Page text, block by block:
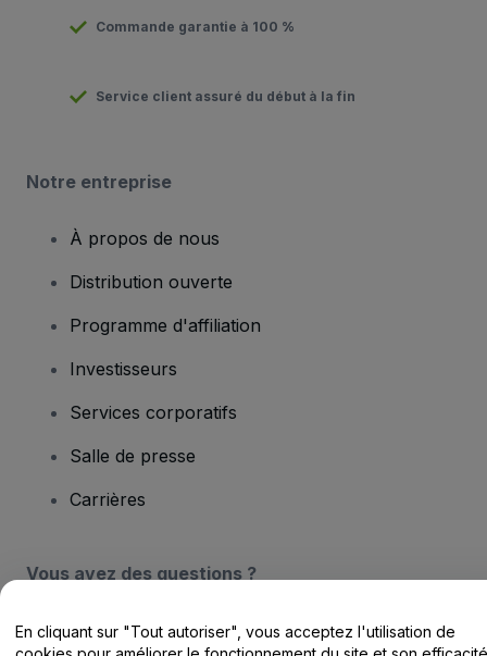
Commande garantie à 100 %
Service client assuré du début à la fin
Notre entreprise
À propos de nous
Distribution ouverte
Programme d'affiliation
Investisseurs
Services corporatifs
Salle de presse
Carrières
Vous avez des questions ?
Centre d'assistance / Nous contacter
En cliquant sur "Tout autoriser", vous acceptez l'utilisation de